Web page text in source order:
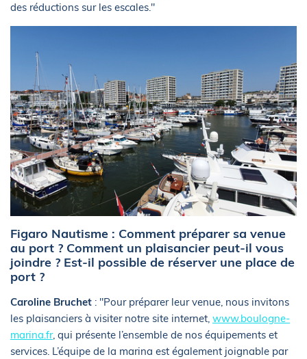
des réductions sur les escales."
Figaro Nautisme : Comment préparer sa venue
au port ? Comment un plaisancier peut-il vous
joindre ? Est-il possible de réserver une place de
port ?
Caroline Bruchet : "Pour préparer leur venue, nous invitons
les plaisanciers à visiter notre site internet, www.boulogne-
marina.fr, qui présente l’ensemble de nos équipements et
services. L’équipe de la marina est également joignable par